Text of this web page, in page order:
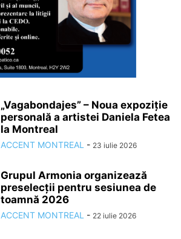
„Vagabondajes” – Noua expoziție
personală a artistei Daniela Fetea
la Montreal
ACCENT MONTREAL - 23 iulie 2026
Grupul Armonia organizează
preselecții pentru sesiunea de
toamnă 2026
ACCENT MONTREAL - 22 iulie 2026